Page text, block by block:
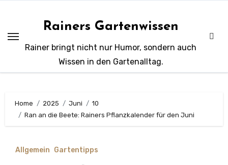
springen
Rainers Gartenwissen
Rainer bringt nicht nur Humor, sondern auch
Wissen in den Gartenalltag.
Home 2025 Juni
10
Ran an die Beete: Rainers Pflanzkalender für den Juni
Allgemein Gartentipps